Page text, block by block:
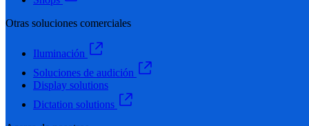
Otras soluciones comerciales
Iluminación
Soluciones de audición
Display solutions
Dictation solutions